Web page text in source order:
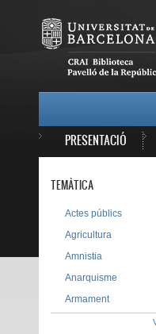
PRESENTACIÓ
TEMÀTICA
Actes públics
Agricultura
Amnistia
Anarquisme
Armament